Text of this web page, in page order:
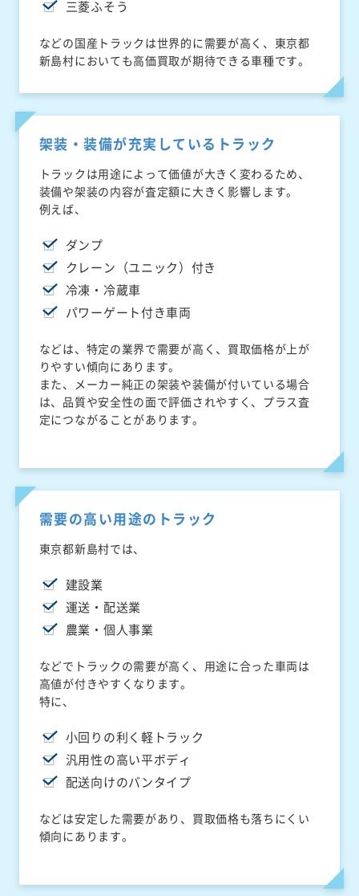
三菱ふそう
などの国産トラックは世界的に需要が高く、東京都
新島村においても高価買取が期待できる車種です。
架装・装備が充実しているトラック
トラックは用途によって価値が大きく変わるため、
装備や架装の内容が査定額に大きく影響します。
例えば、
ダンプ
クレーン（ユニック）付き
冷凍・冷蔵車
パワーゲート付き車両
などは、特定の業界で需要が高く、買取価格が上が
りやすい傾向にあります。
また、メーカー純正の架装や装備が付いている場合
は、品質や安全性の面で評価されやすく、プラス査
定につながることがあります。
需要の高い用途のトラック
東京都新島村では、
建設業
運送・配送業
農業・個人事業
などでトラックの需要が高く、用途に合った車両は
高値が付きやすくなります。
特に、
小回りの利く軽トラック
汎用性の高い平ボディ
配送向けのバンタイプ
などは安定した需要があり、買取価格も落ちにくい
傾向にあります。